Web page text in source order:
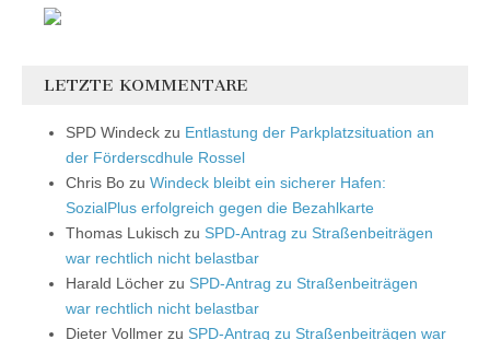
LETZTE KOMMENTARE
SPD Windeck zu Entlastung der Parkplatzsituation an
der Förderscdhule Rossel
Chris Bo zu Windeck bleibt ein sicherer Hafen:
SozialPlus erfolgreich gegen die Bezahlkarte
Thomas Lukisch zu SPD-Antrag zu Straßenbeiträgen
war rechtlich nicht belastbar
Harald Löcher zu SPD-Antrag zu Straßenbeiträgen
war rechtlich nicht belastbar
Dieter Vollmer zu SPD-Antrag zu Straßenbeiträgen war